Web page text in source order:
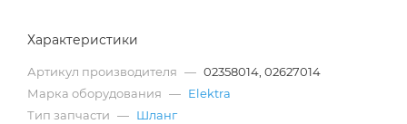
Характеристики
Артикул производителя — 02358014, 02627014
Марка оборудования — Elektra
Тип запчасти — Шланг